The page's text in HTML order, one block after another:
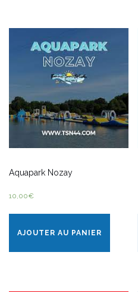
Aquapark Nozay
10,00€
AJOUTER AU PANIER